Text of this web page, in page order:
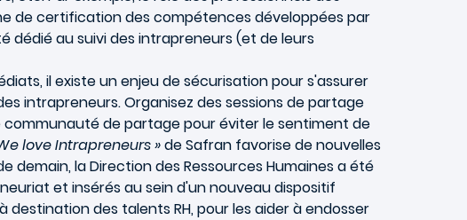
de certification des compétences développées par
dédié au suivi des intrapreneurs (et de leurs
il existe un enjeu de sécurisation pour s'assurer
intrapreneurs. Organisez des sessions de partage
de partage pour éviter le sentiment de
love Intrapreneurs »de Safran favorise de nouvelles
la Direction des Ressources Humaines a été
et insérés au sein d'un nouveau dispositif
des talents RH, pour les aider à endosser